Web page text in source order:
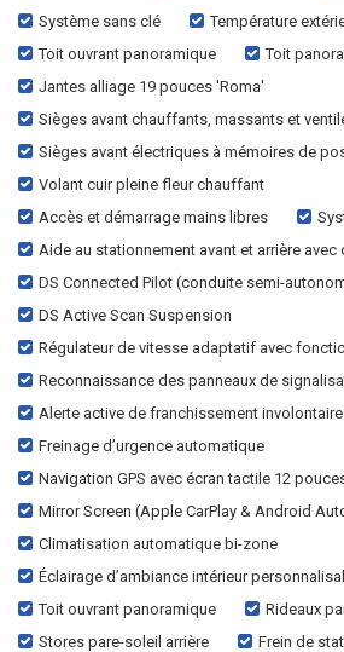
Système sans clé
Température
Toit ouvrant panoramique
Toit
Jantes alliage 19 pouces 'Roma'
Sièges avant chauffants, massants et
Sièges avant électriques à mémoires de
Volant cuir pleine fleur chauffant
Accès et démarrage mains libres
Aide au stationnement avant et arrière avec
DS Connected Pilot (conduite semi-
DS Active Scan Suspension
Régulateur de vitesse adaptatif avec
Reconnaissance des panneaux de
Alerte active de franchissement
Freinage d’urgence automatique
Navigation GPS avec écran tactile 12
Mirror Screen (Apple CarPlay & Android
Climatisation automatique bi-zone
Éclairage d’ambiance intérieur
Toit ouvrant panoramique
Rideaux
Stores pare-soleil arrière
Frein de